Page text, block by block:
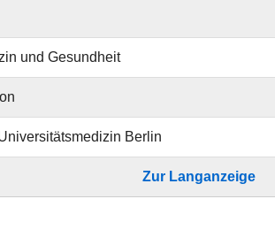
und Gesundheit
Berlin
Zur Langanzeige